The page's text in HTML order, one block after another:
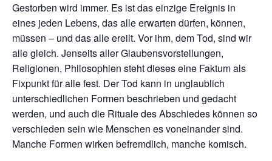
Gestorben wird immer. Es ist das einzige Ereignis in
eines jeden Lebens, das alle erwarten dürfen, können,
müssen – und das alle ereilt. Vor ihm, dem Tod, sind wir
alle gleich. Jenseits aller Glaubensvorstellungen,
Religionen, Philosophien steht dieses eine Faktum als
Fixpunkt für alle fest. Der Tod kann in unglaublich
unterschiedlichen Formen beschrieben und gedacht
werden, und auch die Rituale des Abschiedes können so
verschieden sein wie Menschen es voneinander sind.
Manche Formen wirken befremdlich, manche komisch.